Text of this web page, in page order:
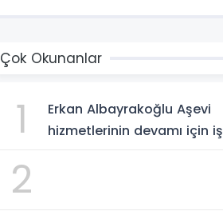
Çok Okunanlar
1
Erkan Albayrakoğlu Aşevi
hizmetlerinin devamı için iş
2